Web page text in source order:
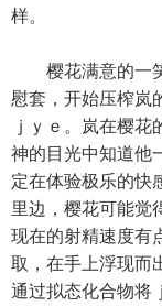
样。
樱花满意的一笑
慰套，开始压榨岚
ｊｙｅ。岚在樱
神的目光中知道他
定在体验极乐的快
里边，樱花可能觉
现在的射精速度有
取，在手上浮现而
通过拟态化合物将